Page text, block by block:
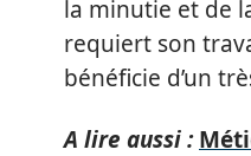
la minutie et de
requiert son
bénéficie d’un
A lire aussi :